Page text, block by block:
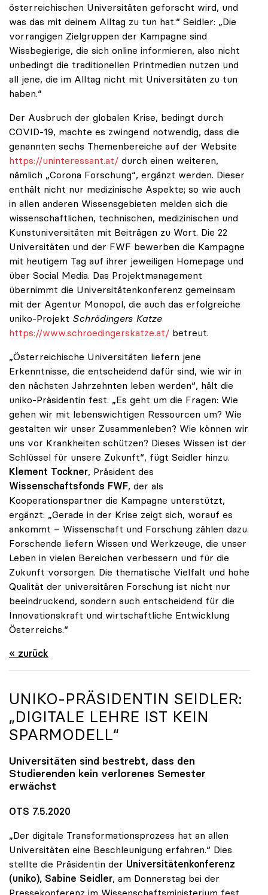
österreichischen Universitäten geforscht wird, und
was das mit deinem Alltag zu tun hat.“ Seidler: „Die
vorrangigen Zielgruppen der Kampagne sind
Wissbegierige, die sich online informieren, also nicht
unbedingt die traditionellen Printmedien nutzen und
all jene, die im Alltag nicht mit Universitäten zu tun
haben.“
Der Ausbruch der globalen Krise, bedingt durch
COVID-19, machte es zwingend notwendig, dass die
genannten sechs Themenbereiche auf der Website
https://uninteressant.at/ durch einen weiteren,
nämlich „Corona Forschung“, ergänzt werden. Dieser
enthält nicht nur medizinische Aspekte; so wie auch
in allen anderen Wissensgebieten melden sich die
wissenschaftlichen, technischen, medizinischen und
Kunstuniversitäten mit Beiträgen zu Wort. Die 22
Universitäten und der FWF bewerben die Kampagne
mit heutigem Tag auf ihrer jeweiligen Homepage und
über Social Media. Das Projektmanagement
übernimmt die Universitätenkonferenz gemeinsam
mit der Agentur Monopol, die auch das erfolgreiche
uniko-Projekt Schrödingers Katze
https://www.schroedingerskatze.at/ betreut.
„Österreichische Universitäten liefern jene
Erkenntnisse, die entscheidend dafür sind, wie wir in
den nächsten Jahrzehnten leben werden“, hält die
uniko-Präsidentin fest. „Es geht um die Fragen: Wie
gehen wir mit lebenswichtigen Ressourcen um? Wie
gestalten wir unser Zusammenleben? Wie können wir
uns vor Krankheiten schützen? Dieses Wissen ist der
Schlüssel für unsere Zukunft“, fügt Seidler hinzu.
Klement Tockner, Präsident des
Wissenschaftsfonds FWF, der als
Kooperationspartner die Kampagne unterstützt,
ergänzt: „Gerade in der Krise zeigt sich, worauf es
ankommt – Wissenschaft und Forschung zählen dazu.
Forschende liefern Wissen und Werkzeuge, die unser
Leben in vielen Bereichen verbessern und für die
Zukunft vorsorgen. Die thematische Vielfalt und hohe
Qualität der universitären Forschung ist nicht nur
beeindruckend, sondern auch entscheidend für die
Innovationskraft und wirtschaftliche Entwicklung
Österreichs.“
« zurück
UNIKO-PRÄSIDENTIN SEIDLER:
„DIGITALE LEHRE IST KEIN
SPARMODELL“
Universitäten sind bestrebt, dass den
Studierenden kein verlorenes Semester
erwächst
OTS 7.5.2020
„Der digitale Transformationsprozess hat an allen
Universitäten eine Beschleunigung erfahren.“ Dies
stellte die Präsidentin der Universitätenkonferenz
(uniko), Sabine Seidler, am Donnerstag bei der